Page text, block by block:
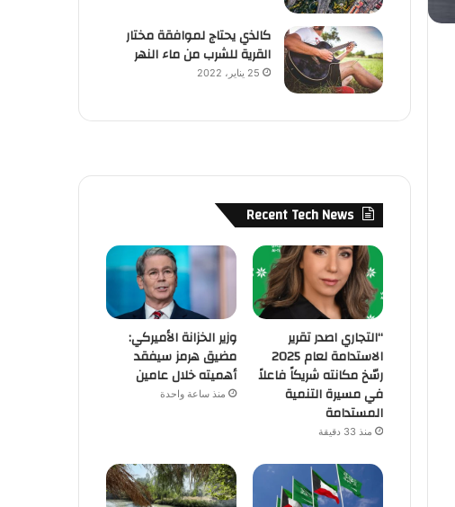
كالذي يحتاج لموافقة مختار
القرية للشرب من ماء النهر
25 يناير، 2022
Recent Tech News
“التجاري اصدر تقرير
الاستدامة لعام 2025
رسّخ مكانته شريكاً فاعلاً
في مسيرة التنمية
المستدامة
منذ 33 دقيقة
وزير الخزانة الأميركي:
مضيق هرمز سيفقد
أهميته خلال عامين
منذ ساعة واحدة